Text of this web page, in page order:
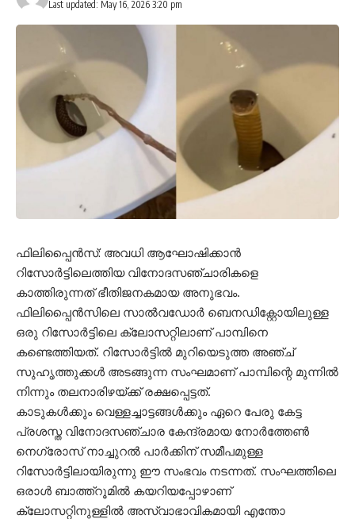
Last updated: May 16, 2026 3:20 pm
ഫിലിപ്പൈൻസ്: അവധി ആഘോഷിക്കാൻ
റിസോർട്ടിലെത്തിയ വിനോദസഞ്ചാരികളെ
കാത്തിരുന്നത് ഭീതിജനകമായ അനുഭവം.
ഫിലിപ്പൈൻസിലെ സാൽവഡോർ ബെനഡിക്റ്റോയിലുള്ള
ഒരു റിസോർട്ടിലെ ക്ലോസറ്റിലാണ് പാമ്പിനെ
കണ്ടെത്തിയത്. റിസോർട്ടിൽ മുറിയെടുത്ത അഞ്ച്
സുഹൃത്തുക്കൾ അടങ്ങുന്ന സംഘമാണ് പാമ്പിന്റെ മുന്നിൽ
നിന്നും തലനാരിഴയ്ക്ക് രക്ഷപ്പെട്ടത്.
കാടുകൾക്കും വെള്ളച്ചാട്ടങ്ങൾക്കും ഏറെ പേരു കേട്ട
പ്രശസ്ത വിനോദസഞ്ചാര കേന്ദ്രമായ നോർത്തേൺ
നെഗ്രോസ് നാച്ചുറൽ പാർക്കിന് സമീപമുള്ള
റിസോർട്ടിലായിരുന്നു ഈ സംഭവം നടന്നത്. സംഘത്തിലെ
ഒരാൾ ബാത്ത്റൂമിൽ കയറിയപ്പോഴാണ്
ക്ലോസറ്റിനുള്ളിൽ അസ്വാഭാവികമായി എന്തോ